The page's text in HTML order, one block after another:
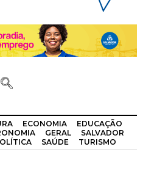
ECONOMIA
EDUCAÇÃO
GERAL
SALVADOR
SAÚDE TURISMO